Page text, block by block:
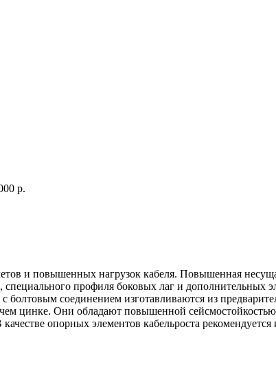
р.
и повышенных нагрузок кабеля. Повышенная
профиля боковых лаг и дополнительных
соединением изготавливаются из
цинке. Они обладают повышенной
опорных элементов кабельроста